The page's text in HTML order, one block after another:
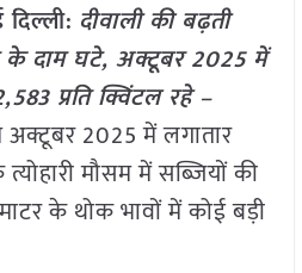
दीवाली की बढ़ती
के दाम घटे, अक्टूबर 2025 में
प्रति क्विंटल रहे –
2025 में लगातार
मौसम में सब्जियों की
के थोक भावों में कोई बड़ी